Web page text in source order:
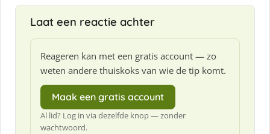
Laat een reactie achter
Reageren kan met een gratis account — zo
weten andere thuiskoks van wie de tip komt.
Maak een gratis account
Al lid? Log in via dezelfde knop — zonder
wachtwoord.